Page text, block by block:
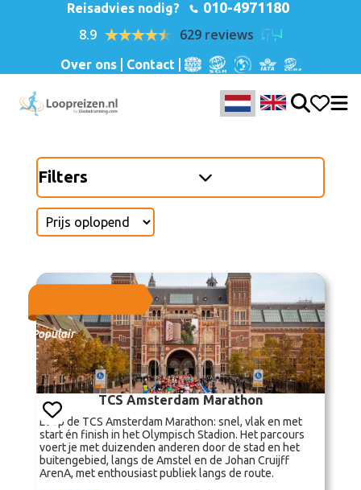
Reisadvies nodig? 010-4971180
8.9 629 reviews
Over ons Contact
Filters
Populair
TCS Amsterdam Marathon
Loop de TCS Amsterdam Marathon: snel, vlak en met
start én finish in het Olympisch Stadion. Het parcours
voert je met duizenden anderen door de stad en het
buitengebied, langs de Amstel en de Johan Cruijff
ArenA, met enthousiast publiek langs de route.